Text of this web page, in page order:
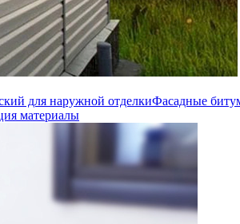
для наружной отделкиФасадные
материалы